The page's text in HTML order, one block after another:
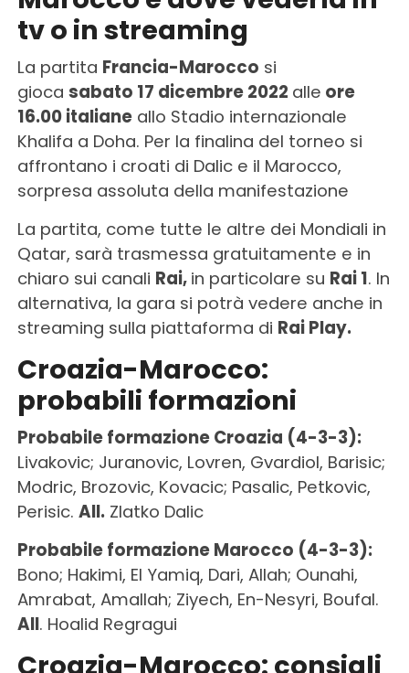
tv o in streaming
La partita Francia-Marocco si
gioca sabato 17 dicembre 2022 alle ore
16.00 italianeallo Stadio internazionale
Khalifa a Doha. Per la finalina del torneo si
affrontano i croati di Dalic e il Marocco,
sorpresa assoluta della manifestazione
La partita, come tutte le altre dei Mondiali in
Qatar, sarà trasmessa gratuitamente e in
chiaro sui canali Rai, in particolare su Rai 1. In
alternativa, la gara si potrà vedere anche in
streaming sulla piattaforma di Rai Play.
Croazia-Marocco:
probabili formazioni
Probabile formazione Croazia (4-3-3):
Livakovic; Juranovic, Lovren, Gvardiol, Barisic;
Modric, Brozovic, Kovacic; Pasalic, Petkovic,
Perisic. All. Zlatko Dalic
Probabile formazione Marocco (4-3-3):
Bono; Hakimi, El Yamiq, Dari, Allah; Ounahi,
Amrabat, Amallah; Ziyech, En-Nesyri, Boufal.
All. Hoalid Regragui
Croazia-Marocco: consigli